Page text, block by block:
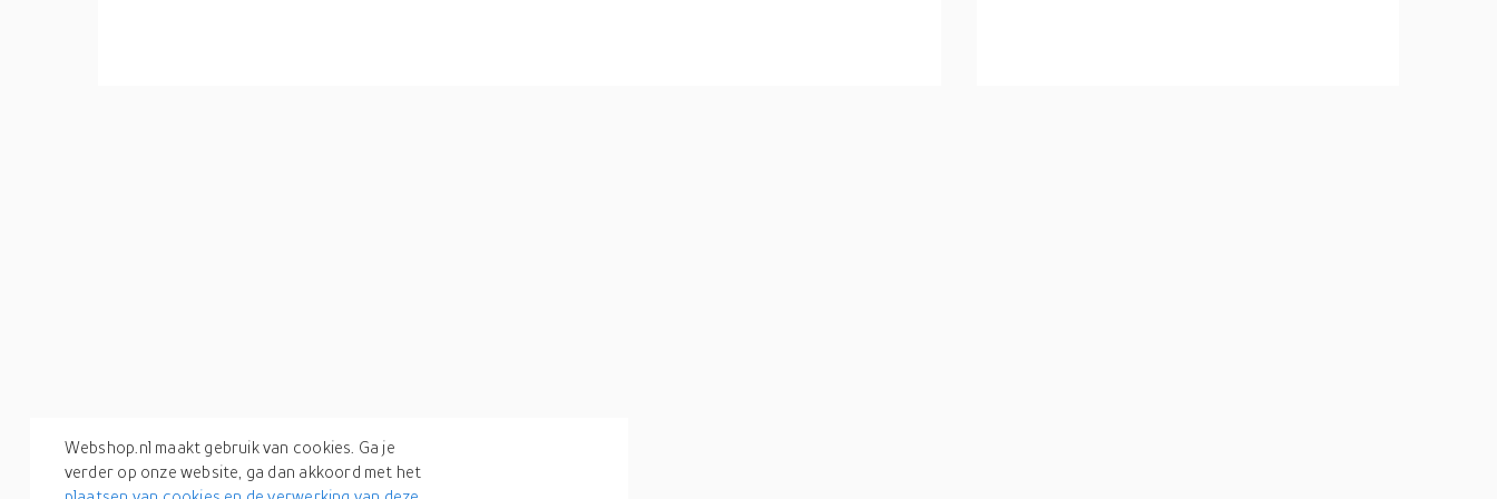
Webshop.nl maakt gebruik van cookies. Ga je
verder op onze website, ga dan akkoord met het